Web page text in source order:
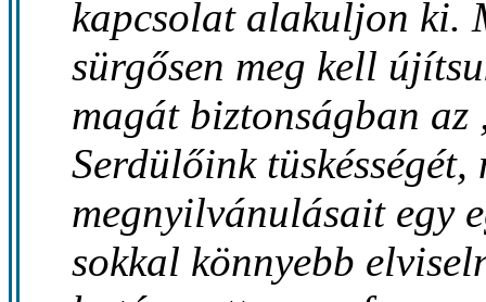
kapcsolat alakuljon ki.
sürgősen meg kell
magát biztonságban
Serdülőink tüskésségét,
megnyilvánulásait egy
sokkal könnyebb